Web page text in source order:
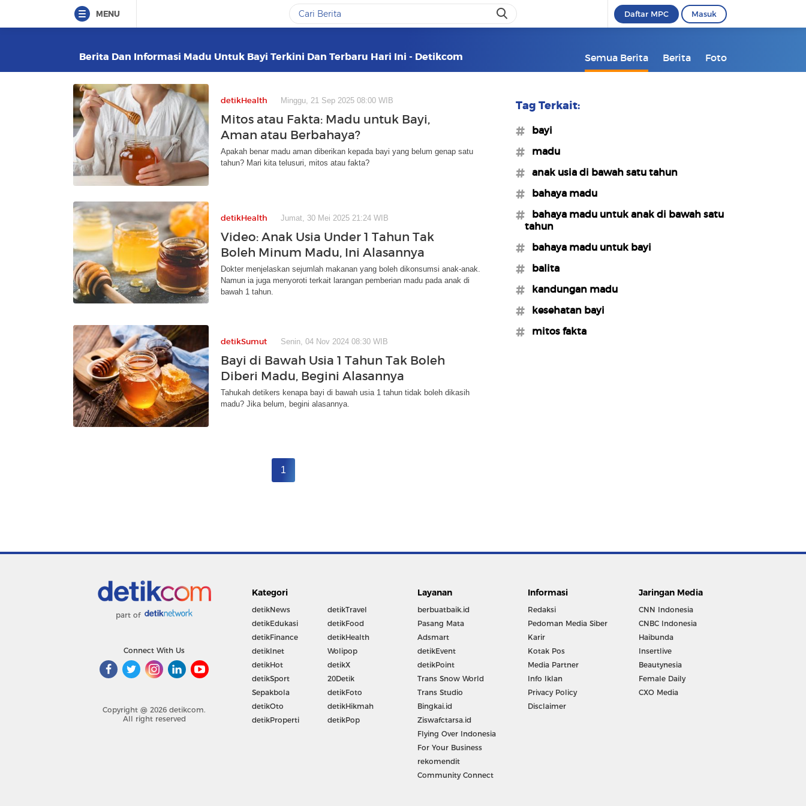
MENU Daftar MPC Masuk
Berita Dan Informasi Madu Untuk Bayi Terkini Dan Terbaru Hari Ini - Detikcom Semua Berita Berita Foto
detikHealth Minggu, 21 Sep 2025 08:00 WIB
Mitos atau Fakta: Madu untuk Bayi,
Aman atau Berbahaya?
Apakah benar madu aman diberikan kepada bayi yang belum genap satu
tahun? Mari kita telusuri, mitos atau fakta?
detikHealth Jumat, 30 Mei 2025 21:24 WIB
Video: Anak Usia Under 1 Tahun Tak
Boleh Minum Madu, Ini Alasannya
Dokter menjelaskan sejumlah makanan yang boleh dikonsumsi anak-anak.
Namun ia juga menyoroti terkait larangan pemberian madu pada anak di
bawah 1 tahun.
detikSumut Senin, 04 Nov 2024 08:30 WIB
Bayi di Bawah Usia 1 Tahun Tak Boleh
Diberi Madu, Begini Alasannya
Tahukah detikers kenapa bayi di bawah usia 1 tahun tidak boleh dikasih
madu? Jika belum, begini alasannya.
1
Tag Terkait:
#bayi
#madu
#anak usia di bawah satu tahun
#bahaya madu
#bahaya madu untuk anak di bawah satu
tahun
#bahaya madu untuk bayi
#balita
#kandungan madu
#kesehatan bayi
#mitos fakta
part of
Connect With Us
Copyright @ 2026 detikcom.
All right reserved
Kategori
detikNews
detikEdukasi
detikFinance
detikInet
detikHot
detikSport
Sepakbola
detikOto
detikProperti
detikTravel
detikFood
detikHealth
Wolipop
detikX
20Detik
detikFoto
detikHikmah
detikPop
Layanan
berbuatbaik.id
Pasang Mata
Adsmart
detikEvent
detikPoint
Trans Snow World
Trans Studio
Bingkai.id
Ziswafctarsa.id
Flying Over Indonesia
For Your Business
rekomendit
Community Connect
Informasi
Redaksi
Pedoman Media Siber
Karir
Kotak Pos
Media Partner
Info Iklan
Privacy Policy
Disclaimer
Jaringan Media
CNN Indonesia
CNBC Indonesia
Haibunda
Insertlive
Beautynesia
Female Daily
CXO Media